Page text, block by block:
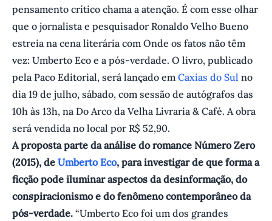
pensamento crítico chama a atenção. É com esse olhar
que o jornalista e pesquisador Ronaldo Velho Bueno
estreia na cena literária com Onde os fatos não têm
vez: Umberto Eco e a pós-verdade. O livro, publicado
pela Paco Editorial, será lançado em Caxias do Sul no
dia 19 de julho, sábado, com sessão de autógrafos das
10h às 13h, na Do Arco da Velha Livraria & Café. A obra
será vendida no local por R$ 52,90.
A proposta parte da análise do romance Número Zero
(2015), de Umberto Eco, para investigar de que forma a
ficção pode iluminar aspectos da desinformação, do
conspiracionismo e do fenômeno contemporâneo da
pós-verdade. “Umberto Eco foi um dos grandes